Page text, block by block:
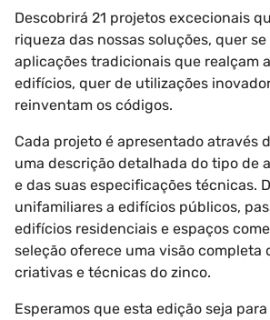
Descobrirá 21 projetos excecionais
riqueza das nossas soluções, quer
aplicações tradicionais que realçam
edifícios, quer de utilizações
reinventam os códigos.
Cada projeto é apresentado através
uma descrição detalhada do tipo de
e das suas especificações técnicas.
unifamiliares a edifícios públicos,
edifícios residenciais e espaços
seleção oferece uma visão completa
criativas e técnicas do zinco.
Esperamos que esta edição seja